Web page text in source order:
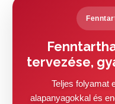
tervezése,
Teljes folyamat
alapanyagokkal és